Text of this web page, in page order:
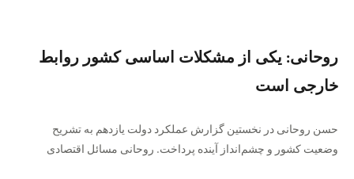
روحانی: یکی از مشکلات اساسی کشور روابط
خارجی است
حسن روحانی در نخستین گزارش عملکرد دولت یازدهم به تشریح
وضعیت کشور و چشم‌انداز آینده پرداخت. روحانی مسائل اقتصادی